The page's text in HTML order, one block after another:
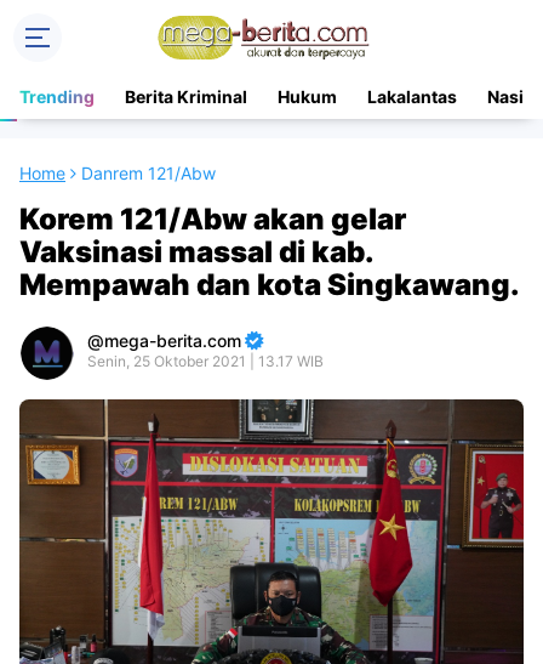
Trending Berita Kriminal Hukum Lakalantas
Home Danrem 121/Abw
Korem 121/Abw akan gelar
Vaksinasi massal di kab.
Mempawah dan kota Singkawang.
mega-berita.com
Senin, 25 Oktober 2021 | 13.17 WIB